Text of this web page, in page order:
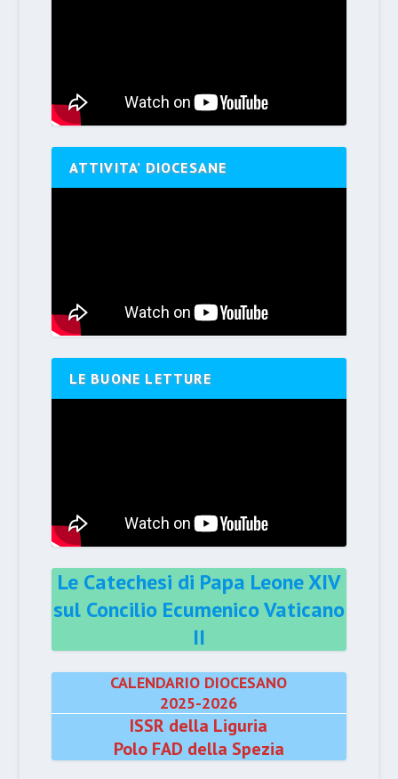
ATTIVITA’ DIOCESANE
LE BUONE LETTURE
Le Catechesi di Papa Leone XIV
sul Concilio Ecumenico Vaticano
II
CALENDARIO DIOCESANO
2025-2026
ISSR della Liguria
Polo FAD della Spezia